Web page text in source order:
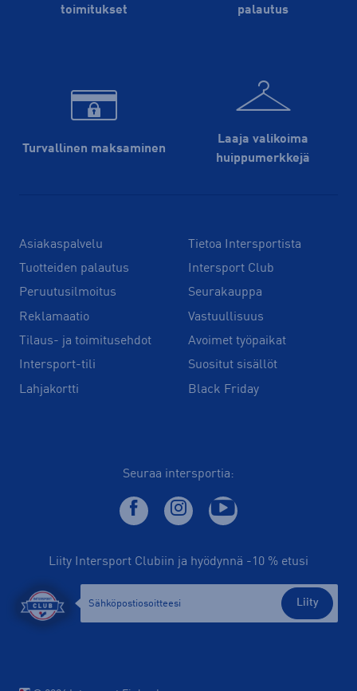
toimitukset
palautus
Turvallinen maksaminen
Laaja valikoima
huippu­merkkejä
Asiakaspalvelu
Tuotteiden palautus
Peruutusilmoitus
Reklamaatio
Tilaus- ja toimitusehdot
Intersport-tili
Lahjakortti
Tietoa Intersportista
Intersport Club
Seurakauppa
Vastuullisuus
Avoimet työpaikat
Suositut sisällöt
Black Friday
Seuraa intersportia:
Liity Intersport Clubiin ja hyödynnä -10 % etusi
Liity